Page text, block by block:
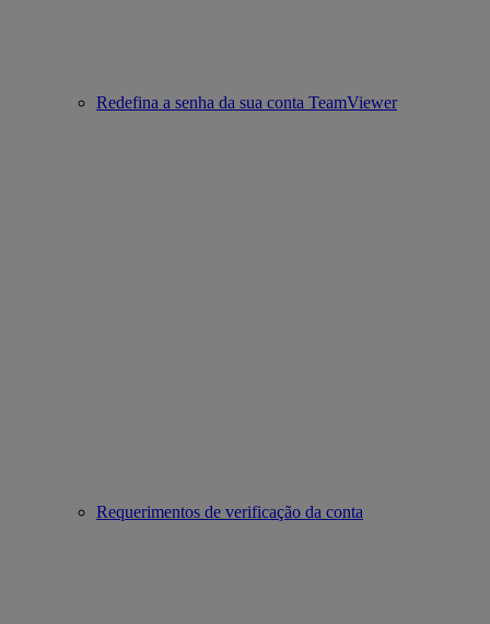
Redefina a senha da sua conta TeamViewer
Requerimentos de verificação da conta